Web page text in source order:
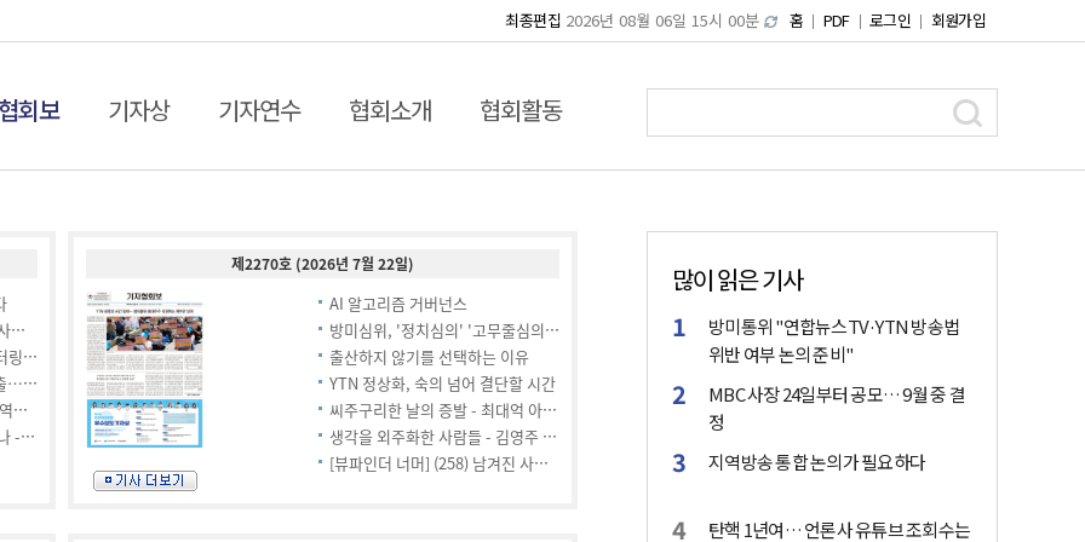
홈 PDF 로그인 회원가입
최종편집 2026년 08월 06일 15시 00분
회보 기자상 기자연수 협회소개 협회활동